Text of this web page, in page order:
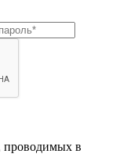
проводимых в